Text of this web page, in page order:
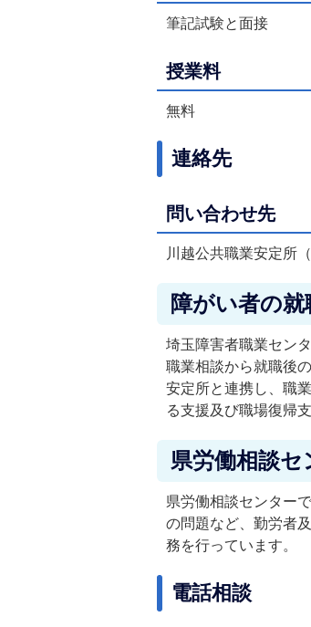
筆記試験と面接
授業料
無料
連絡先
問い合わせ先
川越公共職業安定所
障がい者の就
埼玉障害者職業セン
職業相談から就職後
安定所と連携し、職
る支援及び職場復帰
県労働相談
県労働相談センター
の問題など、勤労者
務を行っています。
電話相談